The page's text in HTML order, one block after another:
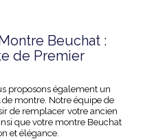
Beuchat :
de Premier
proposons également un
de montre. Notre équipe de
de remplacer votre ancien
que votre montre Beuchat
et élégance.